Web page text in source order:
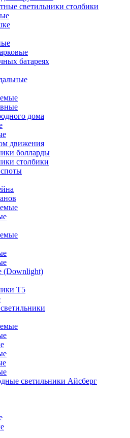
светильники столбики
батареях
дома
движения
болларды
столбики
(Downlight)
Т5
светильники Айсберг